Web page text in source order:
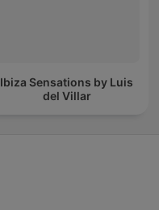
Ibiza Sensations by Luis
del Villar